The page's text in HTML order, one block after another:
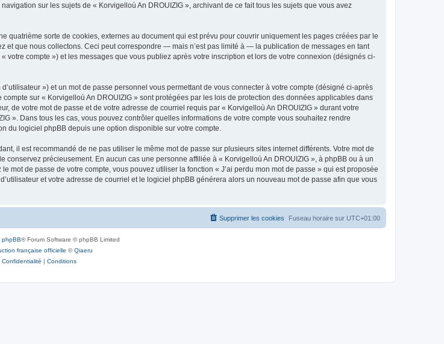
sur les sujets de « Korvigelloù An DROUIZIG », archivant de ce fait tous les sujets que vous avez
quatrième sorte de cookies, externes au document qui est prévu pour couvrir uniquement les pages créées par le
que nous collectons. Ceci peut correspondre — mais n’est pas limité à — la publication de messages en tant
votre compte ») et les messages que vous publiez après votre inscription et lors de votre connexion (désignés ci-
») et un mot de passe personnel vous permettant de vous connecter à votre compte (désigné ci-après
sur « Korvigelloù An DROUIZIG » sont protégées par les lois de protection des données applicables dans
de votre mot de passe et de votre adresse de courriel requis par « Korvigelloù An DROUIZIG » durant votre
». Dans tous les cas, vous pouvez contrôler quelles informations de votre compte vous souhaitez rendre
du logiciel phpBB depuis une option disponible sur votre compte.
il est recommandé de ne pas utiliser le même mot de passe sur plusieurs sites internet différents. Votre mot de
conservez précieusement. En aucun cas une personne affiliée à « Korvigelloù An DROUIZIG », à phpBB ou à un
mot de passe de votre compte, vous pouvez utiliser la fonction « J’ai perdu mon mot de passe » qui est proposée
et votre adresse de courriel et le logiciel phpBB générera alors un nouveau mot de passe afin que vous
Fuseau horaire sur UTC+01:00
Supprimer les cookies
phpBB® Forum Software © phpBB Limited
française officielle ©Qiaeru
Confidentialité | Conditions